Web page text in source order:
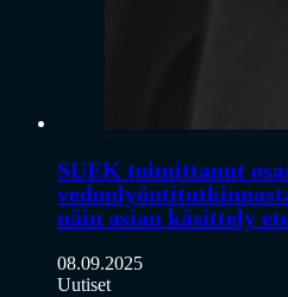
SUEK toimittanut
näin asian käsittely
08.09.2025
Uutiset